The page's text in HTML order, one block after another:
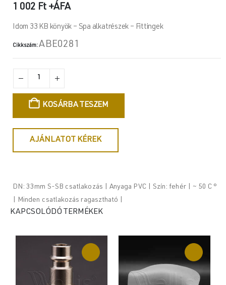
1 002 Ft+ÁFA
Idom 33 KB könyök – Spa alkatrészek – Fittingek
Cikkszám:ABE0281
KOSÁRBA TESZEM
AJÁNLATOT KÉREK
DN: 33mm S-SB csatlakozás | Anyaga PVC | Szín: fehér | ~ 50 C °
| Minden csatlakozás ragasztható |
KAPCSOLÓDÓ TERMÉKEK